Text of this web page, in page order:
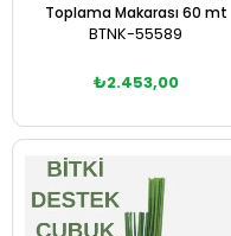
Toplama Makarası 60 mt
BTNK-55589
₺2.453,00
Sepete Ekle